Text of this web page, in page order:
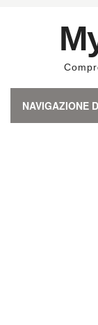
NAVIGAZIONE